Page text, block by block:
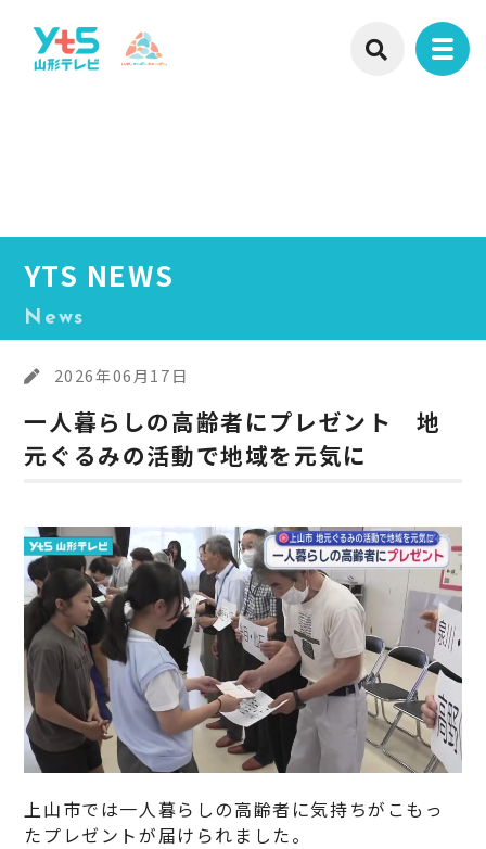
YTS NEWS
News
2026年06月17日
一人暮らしの高齢者にプレゼント 地
元ぐるみの活動で地域を元気に
上山市では一人暮らしの高齢者に気持ちがこもっ
たプレゼントが届けられました。